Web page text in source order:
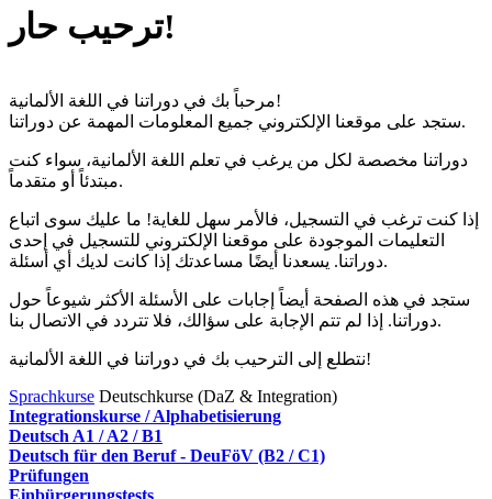
ترحيب حار!
مرحباً بك في دوراتنا في اللغة الألمانية!
ستجد على موقعنا الإلكتروني جميع المعلومات المهمة عن دوراتنا.
دوراتنا مخصصة لكل من يرغب في تعلم اللغة الألمانية، سواء كنت
مبتدئاً أو متقدماً.
إذا كنت ترغب في التسجيل، فالأمر سهل للغاية! ما عليك سوى اتباع
التعليمات الموجودة على موقعنا الإلكتروني للتسجيل في إحدى
دوراتنا. يسعدنا أيضًا مساعدتك إذا كانت لديك أي أسئلة.
ستجد في هذه الصفحة أيضاً إجابات على الأسئلة الأكثر شيوعاً حول
دوراتنا. إذا لم تتم الإجابة على سؤالك، فلا تتردد في الاتصال بنا.
نتطلع إلى الترحيب بك في دوراتنا في اللغة الألمانية!
Sprachkurse Deutschkurse (DaZ & Integration)
Integrationskurse / Alphabetisierung
Deutsch A1 / A2 / B1
Deutsch für den Beruf - DeuFöV (B2 / C1)
Prüfungen